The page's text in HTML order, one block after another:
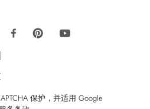
保护，并适用 Google